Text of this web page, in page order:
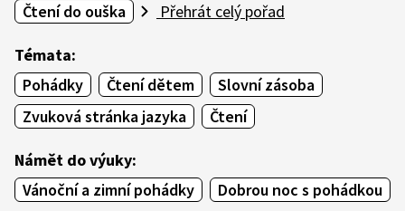
Čtení do ouška
Přehrát celý pořad
Témata:
Pohádky
Čtení dětem
Slovní zásoba
Zvuková stránka jazyka
Čtení
Námět do výuky:
Vánoční a zimní pohádky
Dobrou noc s pohádkou